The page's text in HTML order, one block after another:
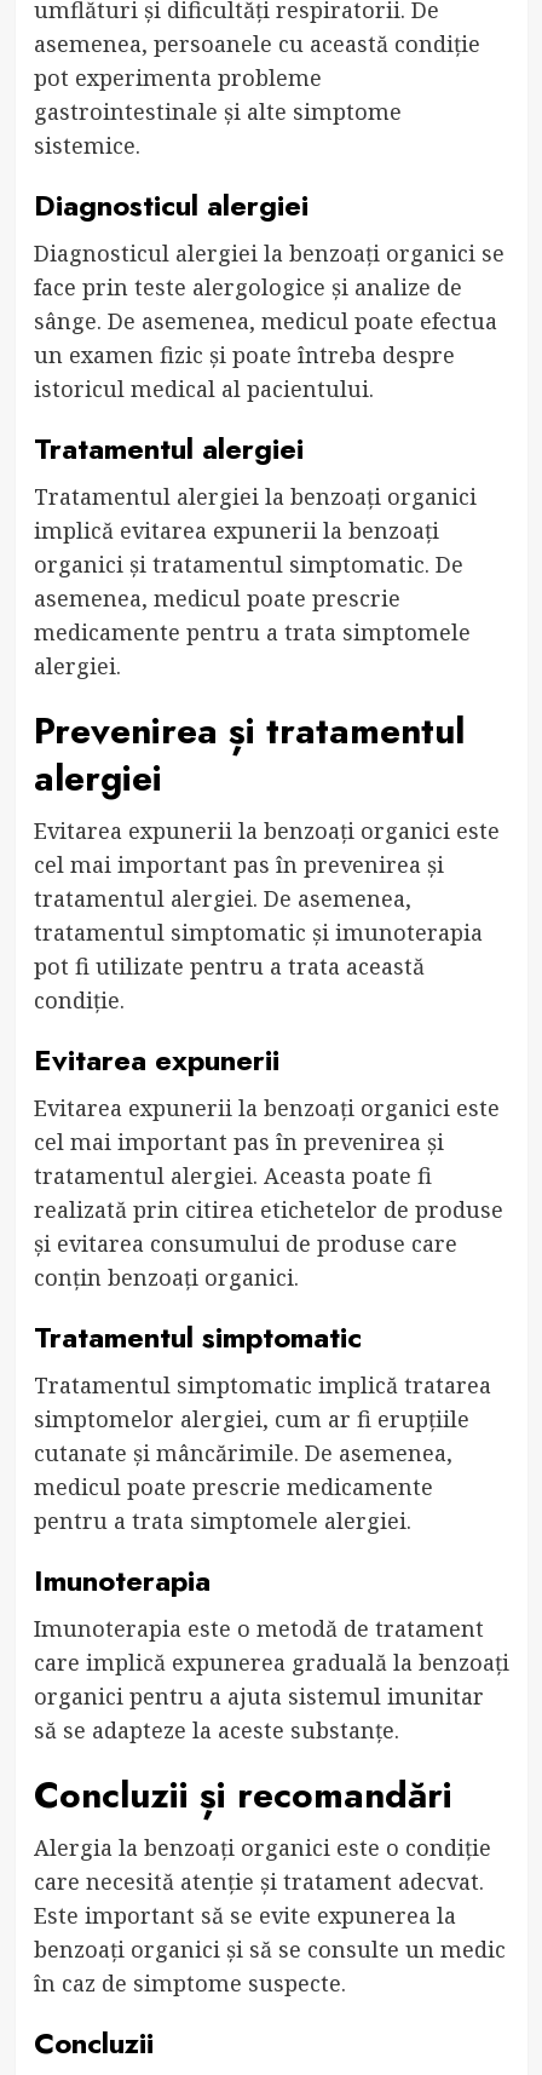
umflături și dificultăți respiratorii. De
asemenea, persoanele cu această condiție
pot experimenta probleme
gastrointestinale și alte simptome
sistemice.
Diagnosticul alergiei
Diagnosticul alergiei la benzoați organici se
face prin teste alergologice și analize de
sânge. De asemenea, medicul poate efectua
un examen fizic și poate întreba despre
istoricul medical al pacientului.
Tratamentul alergiei
Tratamentul alergiei la benzoați organici
implică evitarea expunerii la benzoați
organici și tratamentul simptomatic. De
asemenea, medicul poate prescrie
medicamente pentru a trata simptomele
alergiei.
Prevenirea și tratamentul
alergiei
Evitarea expunerii la benzoați organici este
cel mai important pas în prevenirea și
tratamentul alergiei. De asemenea,
tratamentul simptomatic și imunoterapia
pot fi utilizate pentru a trata această
condiție.
Evitarea expunerii
Evitarea expunerii la benzoați organici este
cel mai important pas în prevenirea și
tratamentul alergiei. Aceasta poate fi
realizată prin citirea etichetelor de produse
și evitarea consumului de produse care
conțin benzoați organici.
Tratamentul simptomatic
Tratamentul simptomatic implică tratarea
simptomelor alergiei, cum ar fi erupțiile
cutanate și mâncărimile. De asemenea,
medicul poate prescrie medicamente
pentru a trata simptomele alergiei.
Imunoterapia
Imunoterapia este o metodă de tratament
care implică expunerea graduală la benzoați
organici pentru a ajuta sistemul imunitar
să se adapteze la aceste substanțe.
Concluzii și recomandări
Alergia la benzoați organici este o condiție
care necesită atenție și tratament adecvat.
Este important să se evite expunerea la
benzoați organici și să se consulte un medic
în caz de simptome suspecte.
Concluzii